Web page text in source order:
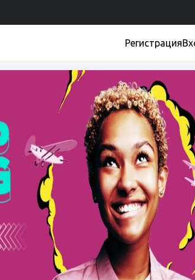
Регистрация